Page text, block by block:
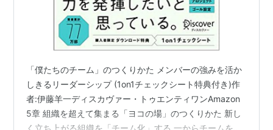
「僕たちのチーム」のつくりかた メンバーの強みを活か
しきるリーダーシップ (1on1チェックシート特典付き)作
者:伊藤羊一ディスカヴァー・トゥエンティワンAmazon
5章 組織を超えて集まる「ヨコの場」のつくりかた 新し
く立ち上がる組織を「チーム化」する 一からチームを立